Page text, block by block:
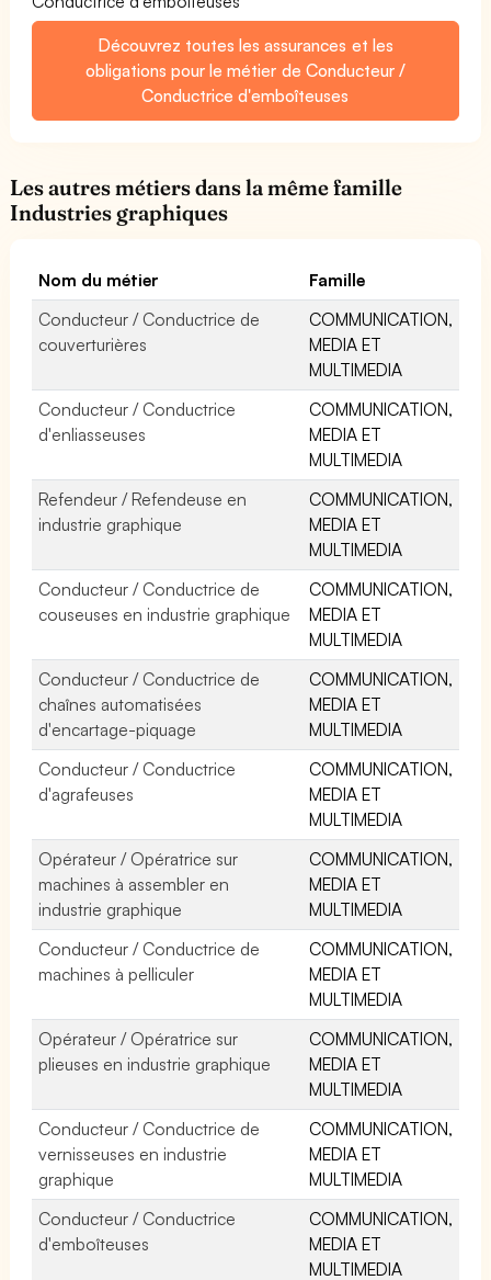
Découvrez toutes les assurances et les
obligations pour le métier de Conducteur /
Conductrice d'emboîteuses
Les autres métiers dans la même famille
Industries graphiques
Nom du métier
Famille
Conducteur / Conductrice de
couverturières
COMMUNICATION,
MEDIA ET
MULTIMEDIA
Conducteur / Conductrice
d'enliasseuses
COMMUNICATION,
MEDIA ET
MULTIMEDIA
Refendeur / Refendeuse en
industrie graphique
COMMUNICATION,
MEDIA ET
MULTIMEDIA
Conducteur / Conductrice de
couseuses en industrie graphique
COMMUNICATION,
MEDIA ET
MULTIMEDIA
Conducteur / Conductrice de
chaînes automatisées
d'encartage-piquage
COMMUNICATION,
MEDIA ET
MULTIMEDIA
Conducteur / Conductrice
d'agrafeuses
COMMUNICATION,
MEDIA ET
MULTIMEDIA
Opérateur / Opératrice sur
machines à assembler en
industrie graphique
COMMUNICATION,
MEDIA ET
MULTIMEDIA
Conducteur / Conductrice de
machines à pelliculer
COMMUNICATION,
MEDIA ET
MULTIMEDIA
Opérateur / Opératrice sur
plieuses en industrie graphique
COMMUNICATION,
MEDIA ET
MULTIMEDIA
Conducteur / Conductrice de
vernisseuses en industrie
graphique
COMMUNICATION,
MEDIA ET
MULTIMEDIA
Conducteur / Conductrice
d'emboîteuses
COMMUNICATION,
MEDIA ET
MULTIMEDIA